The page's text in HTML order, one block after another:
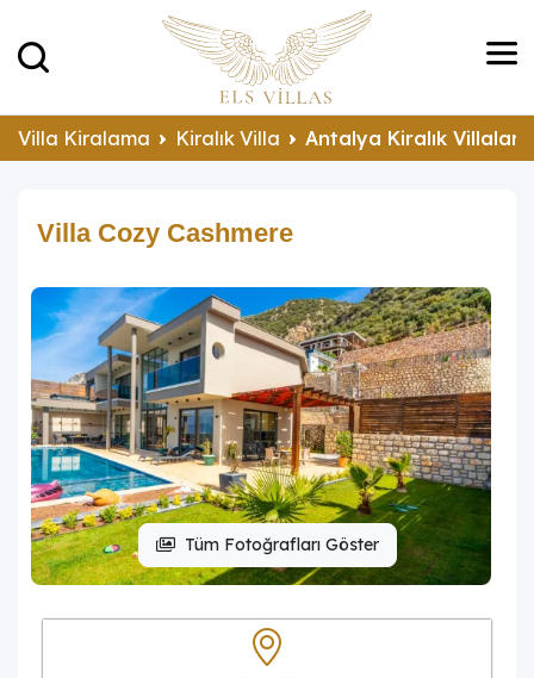
Villa Kiralama Kiralık Villa Antalya Kiralık Villalar
Villa Cozy Cashmere
Tüm Fotoğrafları Göster